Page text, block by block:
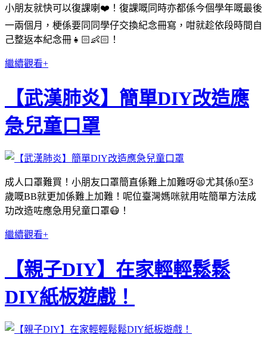
小朋友就快可以復課喇❤️！復課嘅同時亦都係今個學年嘅最後
一兩個月，梗係要同同學仔交換紀念冊寫，咁就趁依段時間自
己整返本紀念冊👧🏻👶🏻！
繼續觀看+
【武漢肺炎】簡單DIY改造應
急兒童口罩
成人口罩難買！小朋友口罩簡直係難上加難呀😫尤其係0至3
歲嘅BB就更加係難上加難！呢位臺灣媽咪就用咗簡單方法成
功改造咗應急用兒童口罩😷！
繼續觀看+
【親子DIY】在家輕輕鬆鬆
DIY紙板遊戲！